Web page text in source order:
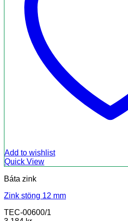
Add to wishlist
Quick View
Báta zink
Zink stöng 12 mm
TEC-00600/1